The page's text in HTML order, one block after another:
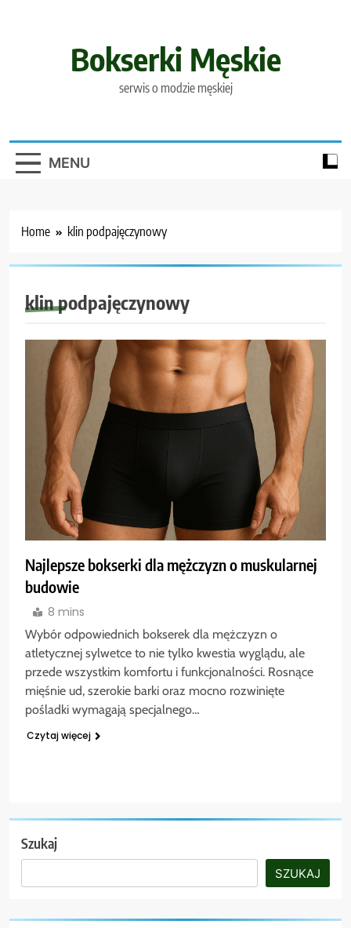
Bokserki Męskie
serwis o modzie męskiej
MENU
Home klin podpajęczynowy
klin podpajęczynowy
Najlepsze bokserki dla mężczyzn o muskularnej
budowie
8 mins
Wybór odpowiednich bokserek dla mężczyzn o
atletycznej sylwetce to nie tylko kwestia wyglądu, ale
przede wszystkim komfortu i funkcjonalności. Rosnące
mięśnie ud, szerokie barki oraz mocno rozwinięte
pośladki wymagają specjalnego…
Czytaj więcej
Szukaj
SZUKAJ